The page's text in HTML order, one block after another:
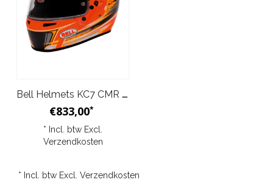
Bell Helmets KC7 CMR Helm Antraciet Oranje
€833,00*
* Incl. btw Excl.
Verzendkosten
* Incl. btw Excl. Verzendkosten